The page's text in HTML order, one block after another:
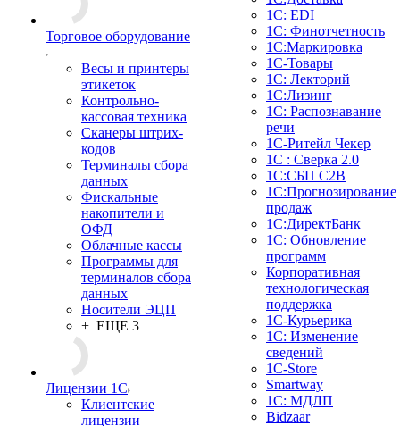
Торговое оборудование
Весы и принтеры
этикеток
Контрольно-
кассовая техника
Сканеры штрих-
кодов
Терминалы сбора
данных
Фискальные
накопители и
ОФД
Облачные кассы
Программы для
терминалов сбора
данных
Носители ЭЦП
+ ЕЩЕ 3
Лицензии 1С
Клиентские
лицензии
1С: EDI
1С: Финотчетность
1С:Маркировка
1С-Товары
1С: Лекторий
1С:Лизинг
1С: Распознавание
речи
1C-Ритейл Чекер
1С : Сверка 2.0
1С:СБП C2B
1С:Прогнозирование
продаж
1С:ДиректБанк
1С: Обновление
программ
Корпоративная
технологическая
поддержка
1С-Курьерика
1С: Изменение
сведений
1C-Store
Smartway
1С: МДЛП
Bidzaar